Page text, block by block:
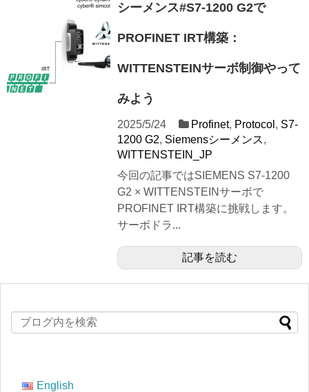
シーメンス#S7-1200 G2で
PROFINET IRT構築：
WITTENSTEINサーボ制御やって
みよう
2025/5/24 Profinet, Protocol , S7‐
1200 G2, Siemensシーメンス,
WITTENSTEIN_JP
今回の記事ではSIEMENS S7-1200
G2 × WITTENSTEINサーボで
PROFINET IRT構築に挑戦します。
サーボドラ...
記事を読む
English